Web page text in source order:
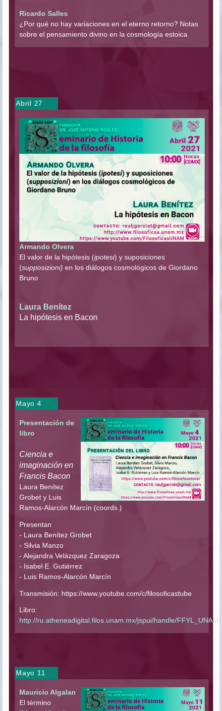
Ricardo Salles
¿Por qué no hay variaciones en el eterno retorno? Notas
sobre el pensamiento divino en la cosmología estoica
Abril 27
Armando Olvera
El valor de la hipótesis (ipotesi) y suposiciones
(supposizioni) en los diálogos cosmológicos de Giordano
Bruno
Laura Benítez
La hipótesis en Bacon
Mayo 4
Presentación de
libro
Ciencia e
imaginación en
Francis Bacon
Laura Benítez
Grobet y Luis
Ramos-Alarcón Marcín (coords.)
Presentan
- Laura Benítez Grobet
- Silvia Manzo
- Alejandra Velázquez Zaragoza
- Isabel E. Gutiérrez
- Luis Ramos-Alarcón Marcín
Transmisión: https://www.youtube.com/c/filosoficastube
Libro:
http://ru.atheneadigital.filos.unam.mx/jspui/handle/
Mayo 11
Mauricio Algalan
El término